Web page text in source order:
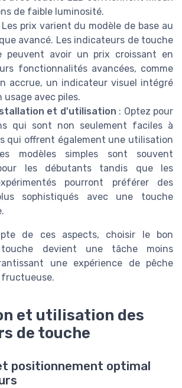
de faible luminosité.
Les prix varient du modèle de base au
avancé. Les indicateurs de touche
peuvent avoir un prix croissant en
fonctionnalités avancées, comme
accrue, un indicateur visuel intégré
avec piles.
et d'utilisation : Optez pour
qui sont non seulement faciles à
qui offrent également une utilisation
modèles simples sont souvent
les débutants tandis que les
pourront préférer des
sophistiqués avec une touche
de ces aspects, choisir le bon
devient une tâche moins
une expérience de pêche
et utilisation des
de touche
positionnement optimal